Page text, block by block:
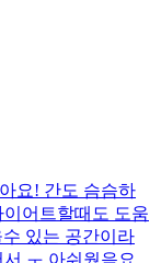
요! 간도 슴슴하
어트할때도 도움
있는 공간이라